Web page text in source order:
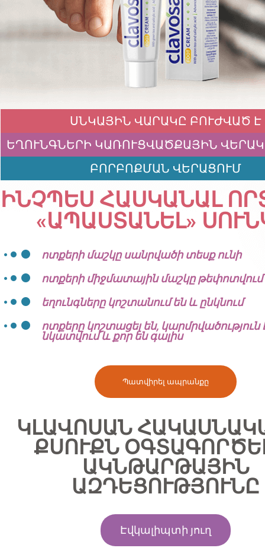
ՍՆԿԱՅԻՆ ՎԱՐԱԿԸ ԲՈՒԺՎԱԾ Է
ԵՂՈՒՆԳՆԵՐԻ ԿԱՌՈՒՑՎԱԾՔԱՅԻՆ
ԲՈՐԲՈՔՄԱՆ ՎԵՐԱՑՈՒՄ
ԻՆՉՊԵՍ ՀԱՍԿԱՆԱԼ
«ԱՊԱՍՏԱՆԵԼ»
ոտքերի մաշկը սանրվածի տեսք ունի
ոտքերի միջմատային մաշկը թեփոտվում
եղունգները կոշտանում են և ընկնում
ոտքերը կոշտացել են, կարմրվածություն
նկատվում և քոր են գալիս
Պատվիրել ապրանքը
ԿԼԱՎՈՍԱՆ
ՔՍՈՒՔՆ
ԱԿՆԹԱՐԹԱՅԻՆ
ԱԶԴԵՑՈՒԹՅՈՒՆԸ
Էվկալիպտի յուղ